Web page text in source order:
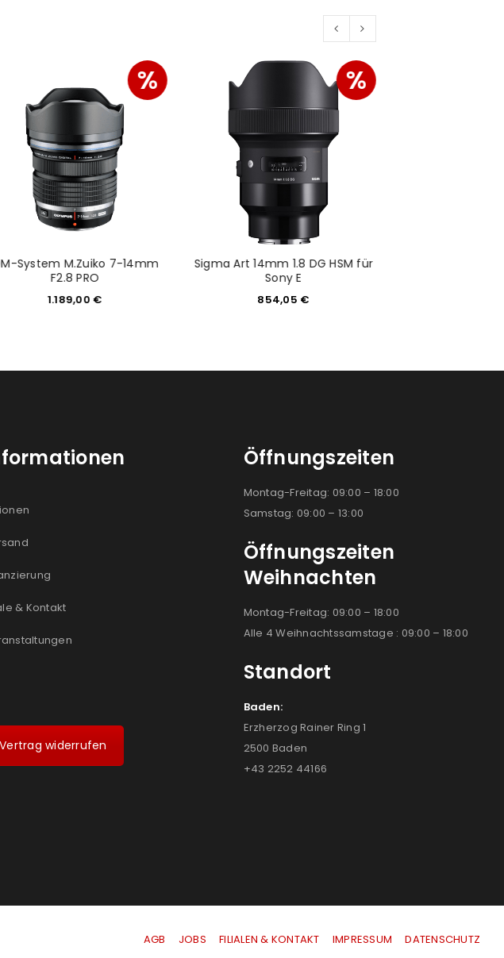
Ja, ich möchte ein Kundenkonto eröffnen und akzeptiere die
.
REGISTRIEREN
%
System M.Zuiko 7-14mm
F2.8 PRO
1.189,00 €
%
Sigma Art 14mm 1.8 DG HSM für
Sony E
854,05 €
& Kontakt
Vertrag widerrufen
Öffnungszeiten
Montag-Freitag: 09:00 – 18:00
Samstag: 09:00 – 13:00
Öffnungszeiten
Weihnachten
Montag-Freitag: 09:00 – 18:00
Alle 4 Weihnachtssamstage : 09:00 – 18:00
Standort
Baden:
Erzherzog Rainer Ring 1
2500 Baden
+43 2252 44166
AGB JOBS FILIALEN & KONTAKT IMPRESSUM |DATENSCHUTZ